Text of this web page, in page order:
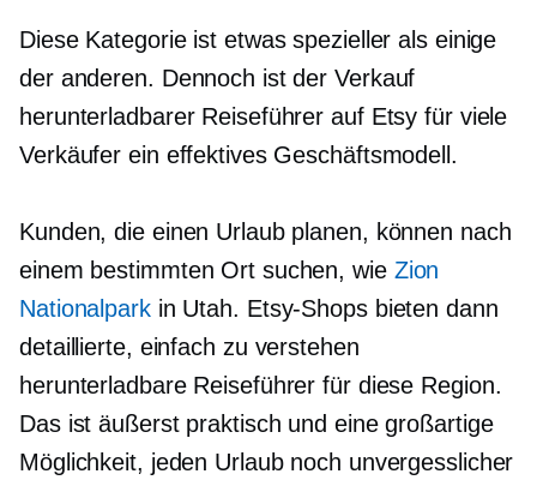
Diese Kategorie ist etwas spezieller als einige
der anderen. Dennoch ist der Verkauf
herunterladbarer Reiseführer auf Etsy für viele
Verkäufer ein effektives Geschäftsmodell.
Kunden, die einen Urlaub planen, können nach
einem bestimmten Ort suchen, wie Zion
Nationalparkin Utah. Etsy-Shops bieten dann
detaillierte, einfach zu verstehen
herunterladbare Reiseführer für diese Region.
Das ist äußerst praktisch und eine großartige
Möglichkeit, jeden Urlaub noch unvergesslicher